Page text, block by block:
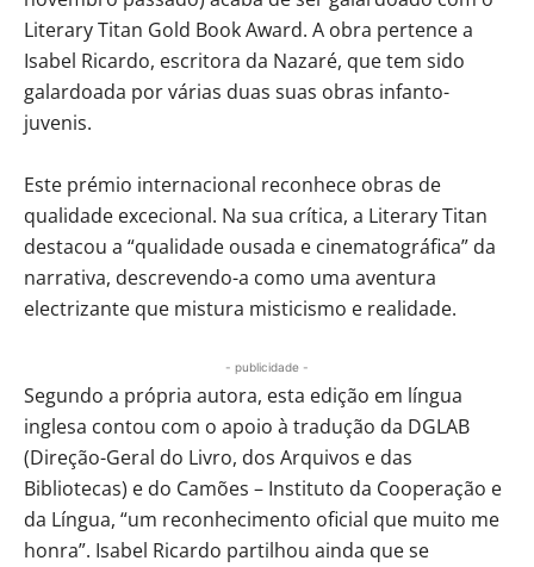
Literary Titan Gold Book Award. A obra pertence a
Isabel Ricardo, escritora da Nazaré, que tem sido
galardoada por várias duas suas obras infanto-
juvenis.
Este prémio internacional reconhece obras de
qualidade excecional. Na sua crítica, a Literary Titan
destacou a “qualidade ousada e cinematográfica” da
narrativa, descrevendo-a como uma aventura
electrizante que mistura misticismo e realidade.
- publicidade -
Segundo a própria autora, esta edição em língua
inglesa contou com o apoio à tradução da DGLAB
(Direção-Geral do Livro, dos Arquivos e das
Bibliotecas) e do Camões – Instituto da Cooperação e
da Língua, “um reconhecimento oficial que muito me
honra”. Isabel Ricardo partilhou ainda que se